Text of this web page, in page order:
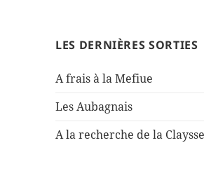
LES DERNIÈRES SORTIES
A frais à la Mefiue
Les Aubagnais
A la recherche de la Claysse